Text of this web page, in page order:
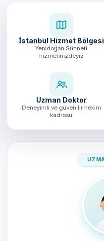
İstanbul Hizmet Bölgesi
Yenidoğan Sünneti
hizmetinizdeyiz
Uzman Doktor
Deneyimli ve güvenilir hekim
kadrosu
Doktorumuz